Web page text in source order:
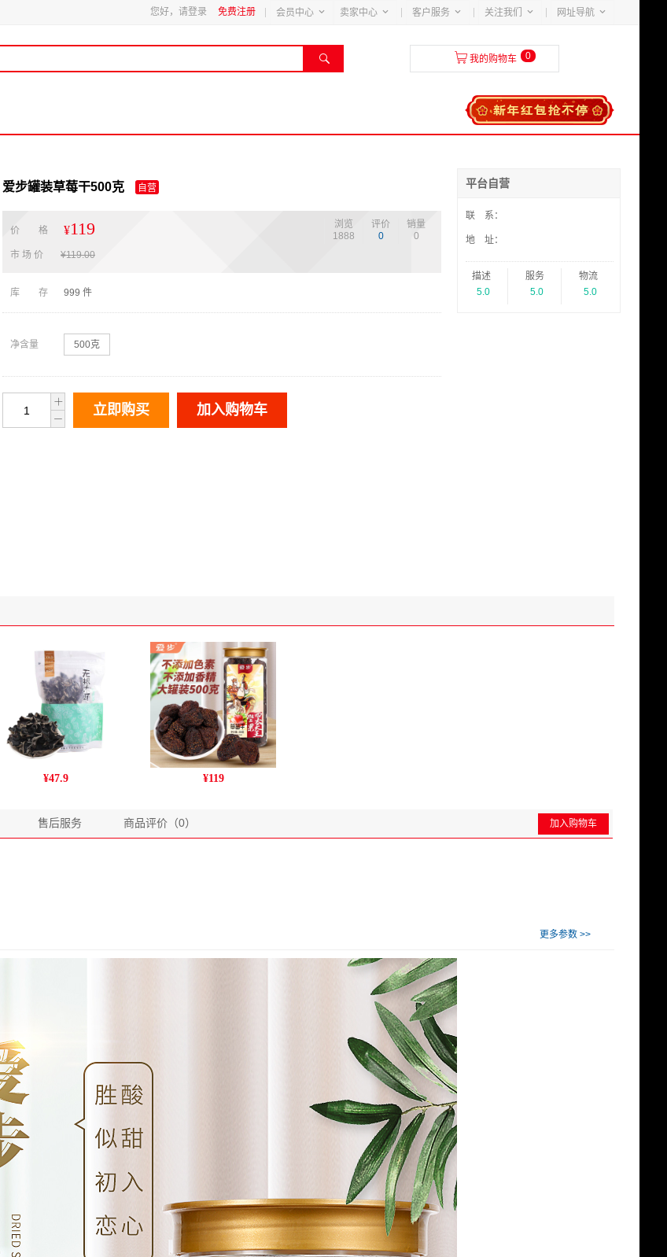
您好，请登录 免费注册 会员中心  卖家中心  客户服务  关注我们  网址导航 
  我的购物车 0
爱步罐装草莓干500克 自营
浏览
1888
评价
0
销量
0
价 格 ¥119
市 场 价 ¥119.00
库 存 999 件
净含量 500克
立即购买 加入购物车
平台自营
联 系：
地 址：
描述
5.0
服务
5.0
物流
5.0
姚朵朵无根木耳 南北菌菇
¥47.9 爱步罐装草莓干500克
¥119
售后服务 商品评价（0） 加入购物车
更多参数 >>